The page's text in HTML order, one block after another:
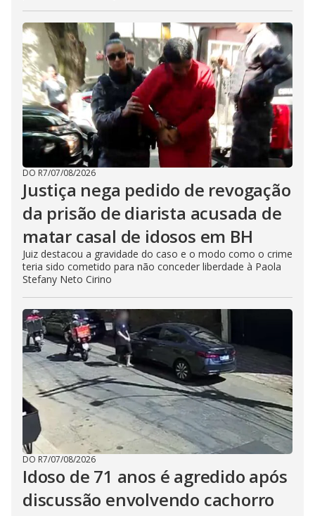
DO R7/07/08/2026
Justiça nega pedido de revogação
da prisão de diarista acusada de
matar casal de idosos em BH
Juiz destacou a gravidade do caso e o modo como o crime
teria sido cometido para não conceder liberdade à Paola
Stefany Neto Cirino
DO R7/07/08/2026
Idoso de 71 anos é agredido após
discussão envolvendo cachorro